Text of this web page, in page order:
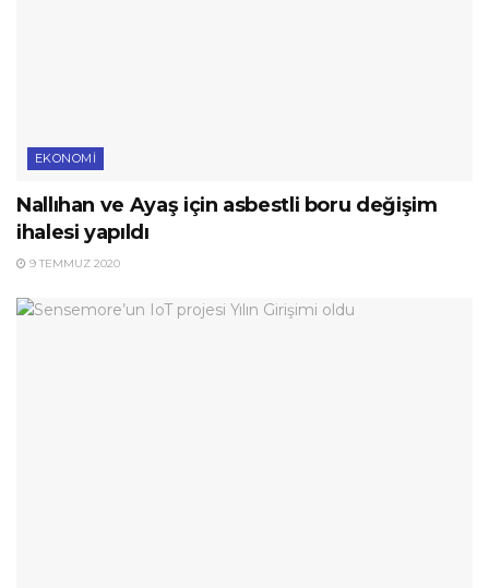
EKONOMI
Nallıhan ve Ayaş için asbestli boru değişim
ihalesi yapıldı
9 TEMMUZ 2020